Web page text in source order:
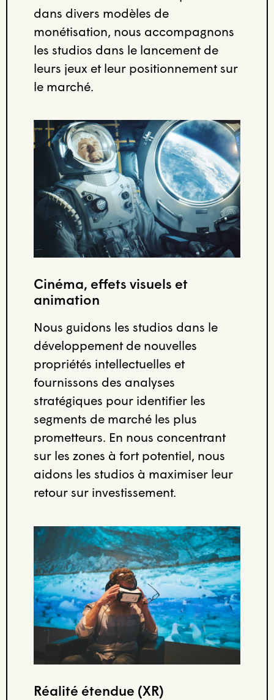
dans divers modèles de
monétisation, nous accompagnons
les studios dans le lancement de
leurs jeux et leur positionnement sur
le marché.
Cinéma, effets visuels et
animation
Nous guidons les studios dans le
développement de nouvelles
propriétés intellectuelles et
fournissons des analyses
stratégiques pour identifier les
segments de marché les plus
prometteurs. En nous concentrant
sur les zones à fort potentiel, nous
aidons les studios à maximiser leur
retour sur investissement.
Réalité étendue (XR)